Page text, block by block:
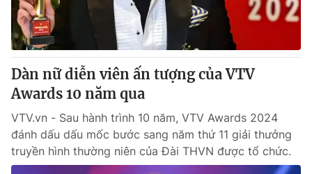
Dàn nữ diễn viên ấn tượng của VTV
Awards 10 năm qua
VTV.vn - Sau hành trình 10 năm, VTV Awards 2024
đánh dấu dấu mốc bước sang năm thứ 11 giải thưởng
truyền hình thường niên của Đài THVN được tổ chức.